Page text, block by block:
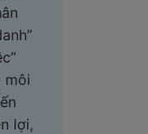
môi
lợi,